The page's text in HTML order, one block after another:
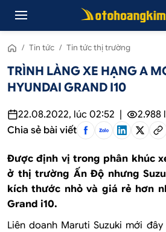
/ Tin tức / Tin tức thị trường
TRÌNH LÀNG XE HẠNG A
HYUNDAI GRAND I10
22.08.2022, lúc 02:52 2.988
Chia sẻ bài viết
Được định vị trong phân khúc
ở thị trường Ấn Độ nhưng
kích thước nhỏ và giá rẻ hơn
Grand i10.
Liên doanh Maruti Suzuki mới